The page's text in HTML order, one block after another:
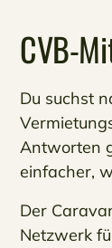
CVB-
Du suchst
Antworten
einfacher,
Der
Netzwerk